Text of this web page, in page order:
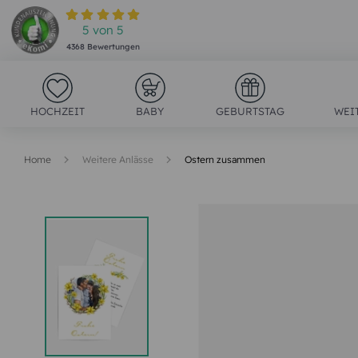
5 von 5
4368Bewertungen
HOCHZEIT BABY GEBURTSTAG
Home Weitere Anlässe Ostern zusammen